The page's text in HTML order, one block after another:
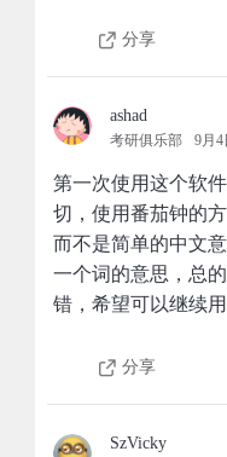
分享
ashad
考研俱乐部 9月4
第一次使用这个软
切，使用番茄钟的
而不是简单的中文
一个词的意思，总
错，希望可以继续
分享
SzVicky